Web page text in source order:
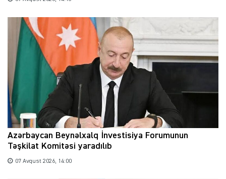
Azərbaycan Beynəlxalq İnvestisiya Forumunun
Təşkilat Komitəsi yaradılıb
07 Avqust 2026, 14:00